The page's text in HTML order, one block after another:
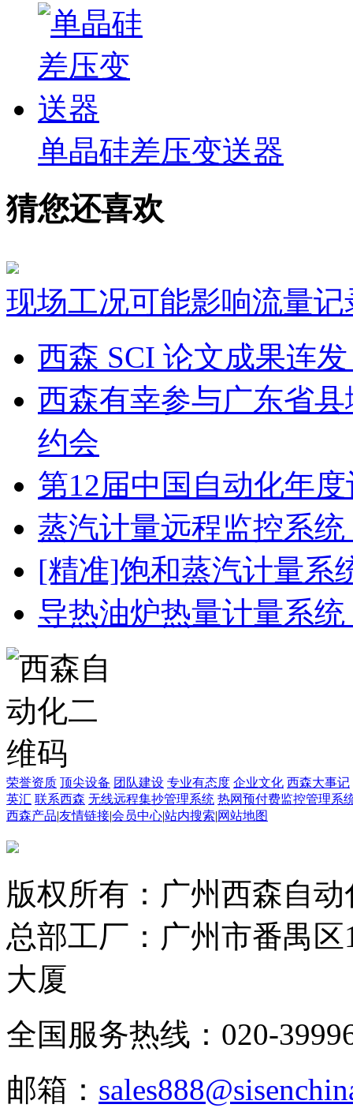
单晶硅差压变送器
猜您还喜欢
现场工况可能影响流量
西森 SCI 论文成果连
西森有幸参与广东省
约会
第12届中国自动化年
蒸汽计量远程监控系
[精准]饱和蒸汽计量系
导热油炉热量计量系
荣誉资质 顶尖设备 团队建设 专业有态度 企业文化 西森大事记
英汇 联系西森 无线远程集抄管理系统 热网预付费监控管理系
西森产品|友情链接|会员中心|站内搜索|网站地图
版权所有：广州西森自
总部工厂：广州市番禺
大厦
全国服务热线：020-
邮箱：